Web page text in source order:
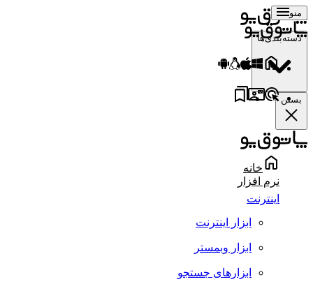
منو
دسته‌بندی‌ها
بستن
خانه
نرم افزار
اینترنت
ابزار اینترنت
ابزار وبمستر
ابزارهای جستجو